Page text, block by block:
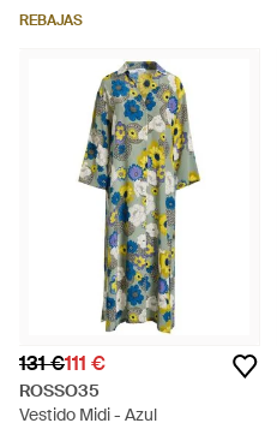
REBAJAS
131 €111 €
ROSSO35
Vestido Midi - Azul